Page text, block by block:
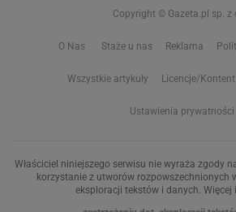
Copyright © Gazeta.pl sp. z
O Nas Staże u nas Reklama
Wszystkie artykuły Licencje/Kontent
Ustawienia prywatności
Właściciel niniejszego serwisu nie wyraża zgody
korzystanie z utworów rozpowszechnionych
eksploracji tekstów i danych.